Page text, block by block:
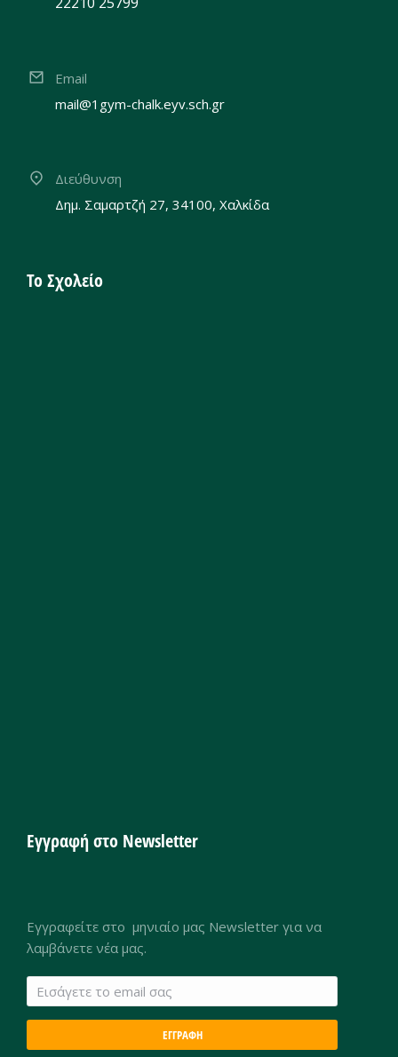
Email
mail@1gym-chalk.eyv.sch.gr
Διεύθυνση
Δημ. Σαμαρτζή 27, 34100, Χαλκίδα
Το Σχολείο
Εγγραφή στο Newsletter
Εγγραφείτε στο μηνιαίο μας Newsletter για να
λαμβάνετε νέα μας.
ΕΓΓΡΑΦΗ